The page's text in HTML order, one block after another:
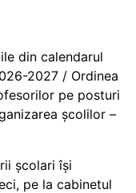
din calendarul
2027 / Ordinea
pe posturi
școlilor –
școlari își
pe la cabinetul